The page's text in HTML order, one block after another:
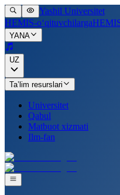
Yashil Universitet
HEMIS-o‘qituvchilarga
YANA
UZ
Ta’lim resurslari
Universitet
Qabul
Matbuot xizmati
Ilm-fan